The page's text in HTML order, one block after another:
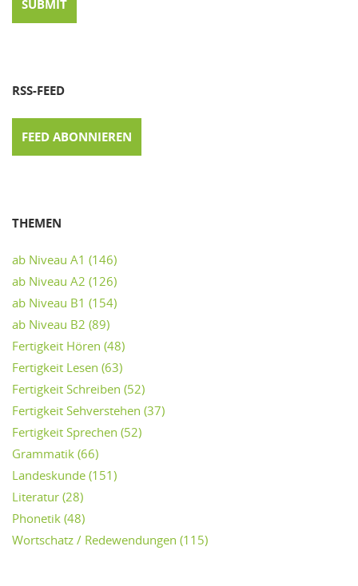
RSS-FEED
FEED ABONNIEREN
THEMEN
ab Niveau A1 (146)
ab Niveau A2 (126)
ab Niveau B1 (154)
ab Niveau B2 (89)
Fertigkeit Hören (48)
Fertigkeit Lesen (63)
Fertigkeit Schreiben (52)
Fertigkeit Sehverstehen (37)
Fertigkeit Sprechen (52)
Grammatik (66)
Landeskunde (151)
Literatur (28)
Phonetik (48)
Wortschatz / Redewendungen (115)